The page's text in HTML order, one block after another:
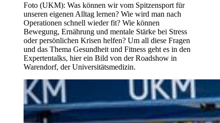
Foto (UKM): Was können wir vom Spitzensport für
unseren eigenen Alltag lernen? Wie wird man nach
Operationen schnell wieder fit? Wie können
Bewegung, Ernährung und mentale Stärke bei Stress
oder persönlichen Krisen helfen? Um all diese Fragen
und das Thema Gesundheit und Fitness geht es in den
Expertentalks, hier ein Bild von der Roadshow in
Warendorf, der Universitätsmedizin.